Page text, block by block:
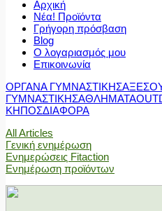
Αρχική
Νέα! Προϊόντα
Γρήγορη πρόσβαση
Blog
Ο λογαριασμός μου
Επικοινωνία
ΟΡΓΑΝΑ ΓΥΜΝΑΣΤΙΚΗΣ
ΓΥΜΝΑΣΤΙΚΗΣΑΘΛΗΜΑΤΑ
ΚΗΠΟΣΔΙΑΦΟΡΑ
All Articles
Γενική ενημέρωση
Ενημερώσεις Fitaction
Ενημέρωση προϊόντων